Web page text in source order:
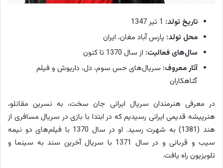
تاریخ تولد:
محل تولد: پارس آباد مغان، ایران
سال‌های فعالیت: از سال 1370 تا کنون
آثار معروف: سریال‌های حس سوم، دل، داریوش و فیلم
گناهکاران
در معرفی هنرمندان سریال ایرانی جان سخت، به نسرین مقانلو،
هنرپیشه قدیمی ایرانی رسیدیم که در ابتدا با بازی در سریال مسافری از
هند (1381) به شهرت رسید. او در سال 1370 با فیلم‌های دو نیمه
سیب و قربانی و در سال 1371 با سریال آخرین سند به سینما و
تلویزیون راه یافت.